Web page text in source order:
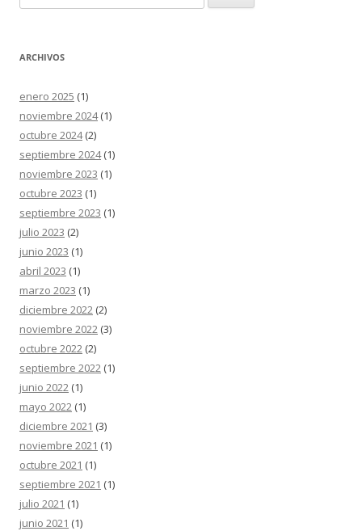
ARCHIVOS
enero 2025 (1)
noviembre 2024(1)
octubre 2024(2)
septiembre 2024(1)
noviembre 2023 (1)
octubre 2023 (1)
septiembre 2023 (1)
julio 2023 (2)
junio 2023 (1)
abril 2023 (1)
marzo 2023 (1)
diciembre 2022 (2)
noviembre 2022 (3)
octubre 2022 (2)
septiembre 2022 (1)
junio 2022 (1)
mayo 2022 (1)
diciembre 2021 (3)
noviembre 2021 (1)
octubre 2021 (1)
septiembre 2021 (1)
julio 2021 (1)
junio 2021 (1)